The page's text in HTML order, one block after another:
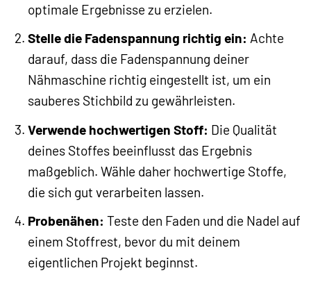
optimale Ergebnisse zu erzielen.
Stelle die Fadenspannung richtig ein: Achte
darauf, dass die Fadenspannung deiner
Nähmaschine richtig eingestellt ist, um ein
sauberes Stichbild zu gewährleisten.
Verwende hochwertigen Stoff: Die Qualität
deines Stoffes beeinflusst das Ergebnis
maßgeblich. Wähle daher hochwertige Stoffe,
die sich gut verarbeiten lassen.
Probenähen: Teste den Faden und die Nadel auf
einem Stoffrest, bevor du mit deinem
eigentlichen Projekt beginnst.